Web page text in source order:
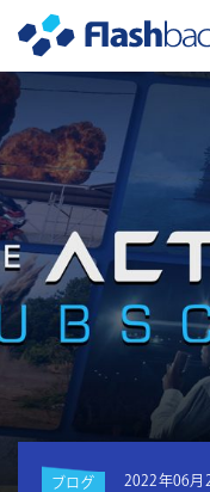
ブログ 2022年06月